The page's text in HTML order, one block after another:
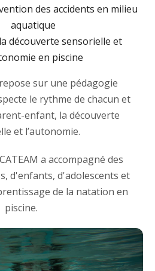
des accidents en milieu
aquatique
découverte sensorielle et
en piscine
sur une pédagogie
le rythme de chacun et
enfant, la découverte
et l’autonomie.
a accompagné des
d'enfants, d'adolescents et
de la natation en
piscine.